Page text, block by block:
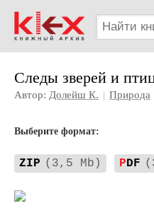
Следы зверей и
Автор: Долейш К. | Природа
Выберите формат:
ZIP (3,5 Mb) PDF